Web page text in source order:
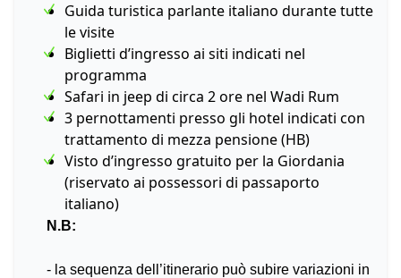
Guida turistica parlante italiano durante tutte
le visite
Biglietti d’ingresso ai siti indicati nel
programma
Safari in jeep di circa 2 ore nel Wadi Rum
3 pernottamenti presso gli hotel indicati con
trattamento di mezza pensione (HB)
Visto d’ingresso gratuito per la Giordania
(riservato ai possessori di passaporto
italiano)
N.B:
- la sequenza dell’itinerario può subire variazioni in